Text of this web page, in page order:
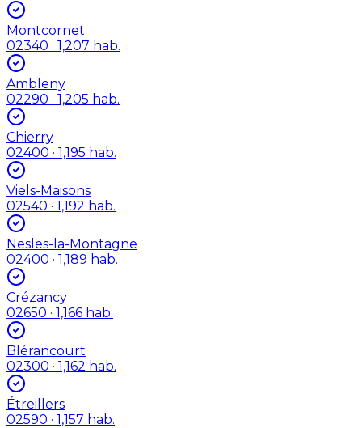
Montcornet
02340 · 1,207 hab.
Ambleny
02290 · 1,205 hab.
Chierry
02400 · 1,195 hab.
Viels-Maisons
02540 · 1,192 hab.
Nesles-la-Montagne
02400 · 1,189 hab.
Crézancy
02650 · 1,166 hab.
Blérancourt
02300 · 1,162 hab.
Étreillers
02590 · 1,157 hab.